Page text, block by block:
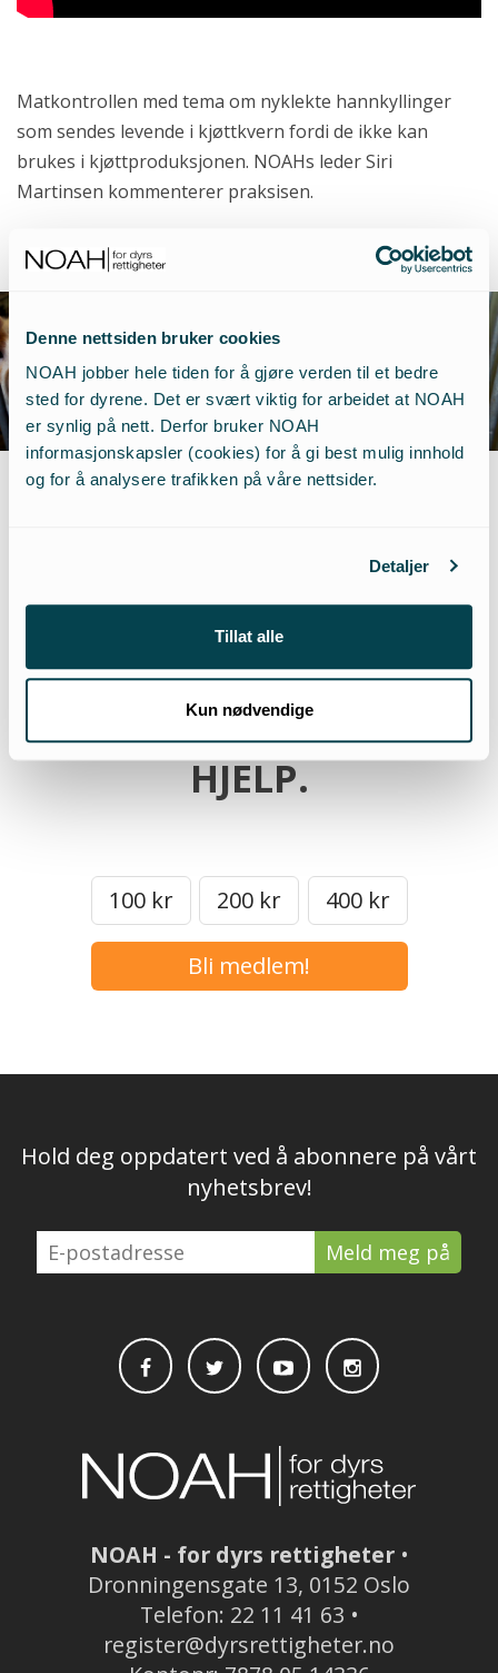
Denne nettsiden bruker cookies
NOAH jobber hele tiden for å gjøre verden til et bedre
sted for dyrene. Det er svært viktig for arbeidet at NOAH
er synlig på nett. Derfor bruker NOAH
informasjonskapsler (cookies) for å gi best mulig innhold
og for å analysere trafikken på våre nettsider.
Detaljer
Tillat alle
Kun nødvendige
Matkontrollen med tema om nyklekte hannkyllinger
som sendes levende i kjøttkvern fordi de ikke kan
brukes i kjøttproduksjonen. NOAHs leder Siri
Martinsen kommenterer praksisen.
Alt materiale tilhører TV2.
motvirke utnytting og
mishandling av dyr,
MEN VI TRENGER
HJELP.
100 kr 200 kr 400 kr
Bli medlem!
Hold deg oppdatert ved å abonnere på vårt
nyhetsbrev!
NOAH - for dyrs rettigheter•
Dronningensgate 13, 0152 Oslo
Telefon: 22 11 41 63 •
register@dyrsrettigheter.no